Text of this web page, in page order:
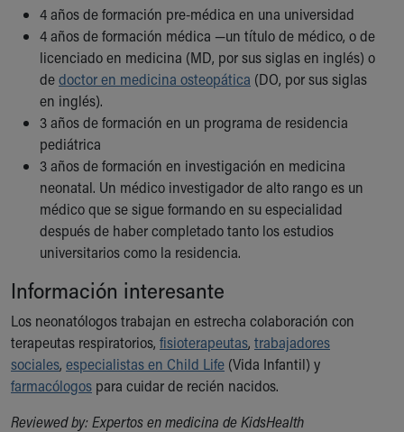
MyChart Telehealth Visits
Directions
Doggie Brigade
During Your Visit
Financial Services
Rest Accommodations
Visiting
Gift Shop
Department of Public Safety
Health Info
Health Information
Healthy Info, Healthy Kids
KidsHealth Topics
Family Library
Educational Resources
Injury Prevention
Medical Records
Symptom Checker
Skip to main content
4 años de formación pre-médica en una universidad
4 años de formación médica —un título de médico, o de
licenciado en medicina (MD, por sus siglas en inglés) o
dedoctor en medicina osteopática (DO, por sus siglas
en inglés).
3 años de formación en un programa de residencia
pediátrica
3 años de formación en investigación en medicina
neonatal. Un médico investigador de alto rango es un
médico que se sigue formando en su especialidad
después de haber completado tanto los estudios
universitarios como la residencia.
Información interesante
Los neonatólogos trabajan en estrecha colaboración con
terapeutas respiratorios, fisioterapeutas, trabajadores
sociales, especialistas en Child Life (Vida Infantil) y
farmacólogos para cuidar de recién nacidos.
Reviewed by: Expertos en medicina de KidsHealth